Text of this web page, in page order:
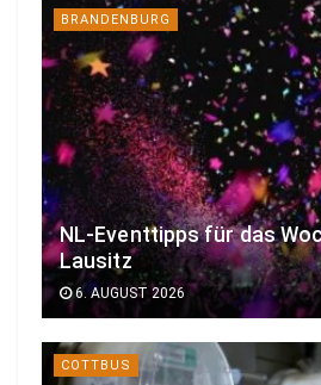
BRANDENBURG
NL-Eventtipps für das
Lausitz
6. AUGUST 2026
COTTBUS